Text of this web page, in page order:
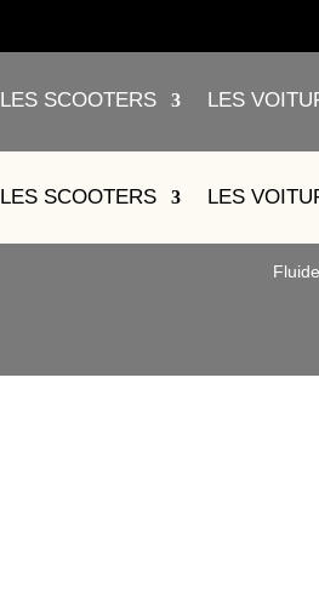
LES SCOOTERS LES
LES SCOOTERS LES